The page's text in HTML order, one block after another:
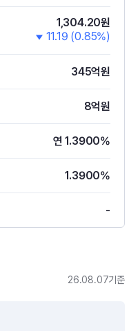
1,304.20원
11.19 (0.85%)
345억원
8억원
연 1.3900%
1.3900%
-
26.08.07기준